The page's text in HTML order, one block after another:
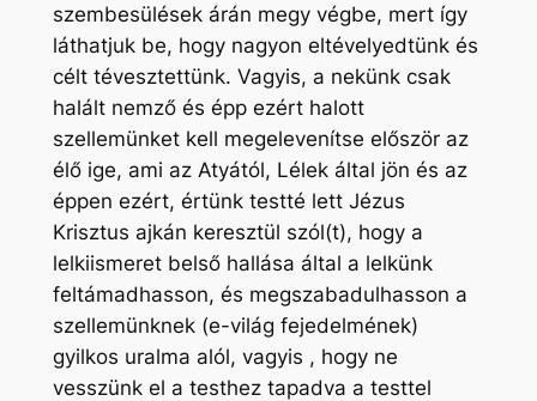
szembesülések árán megy végbe, mert így
láthatjuk be, hogy nagyon eltévelyedtünk és
célt tévesztettünk. Vagyis, a nekünk csak
halált nemző és épp ezért halott
szellemünket kell megelevenítse először az
élő ige, ami az Atyától, Lélek által jön és az
éppen ezért, értünk testté lett Jézus
Krisztus ajkán keresztül szól(t), hogy a
lelkiismeret belső hallása által a lelkünk
feltámadhasson, és megszabadulhasson a
szellemünknek (e-világ fejedelmének)
gyilkos uralma alól, vagyis , hogy ne
vesszünk el a testhez tapadva a testtel